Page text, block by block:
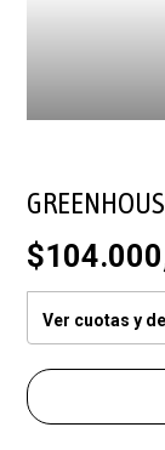
Ver cuotas y